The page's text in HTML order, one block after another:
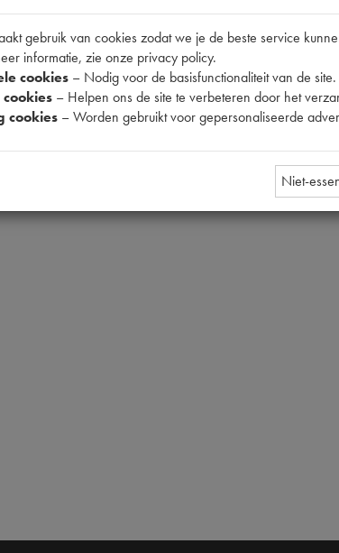
Model Citroën
Tecdoc brandnummer
Codes
Maten
gebruik van cookies zodat we je de beste service
informatie, zie onze privacy policy.
cookies – Nodig voor de basisfunctionaliteit van de
– Helpen ons de site te verbeteren door het
cookies – Worden gebruikt voor gepersonaliseerde
Niet-